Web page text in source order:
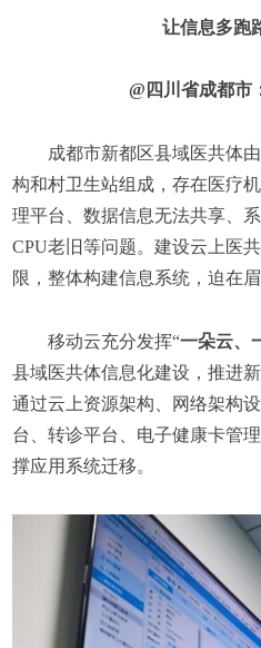
让信息多跑
@四川省成都市
成都市新都区县域医共体
构和村卫生站组成，存在医疗
理平台、数据信息无法共享、
CPU老旧等问题。建设云上医
限，整体构建信息系统，迫在眉
移动云充分发挥“一朵云、
县域医共体信息化建设，推进
通过云上资源架构、网络架构
台、转诊平台、电子健康卡管
撑应用系统迁移。